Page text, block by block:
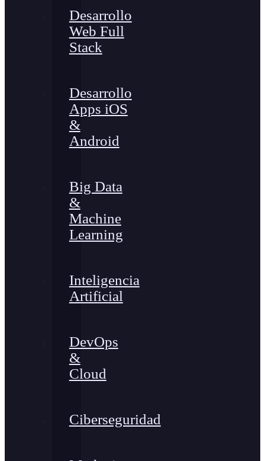
Desarrollo
Web Full
Stack
Desarrollo
Apps iOS
&
Android
Big Data
&
Machine
Learning
Inteligencia
Artificial
DevOps
&
Cloud
Ciberseguridad